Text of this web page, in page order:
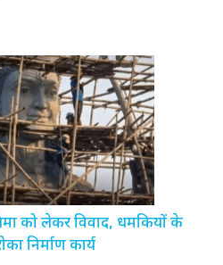
को लेकर विवाद, धमकियों के
निर्माण कार्य